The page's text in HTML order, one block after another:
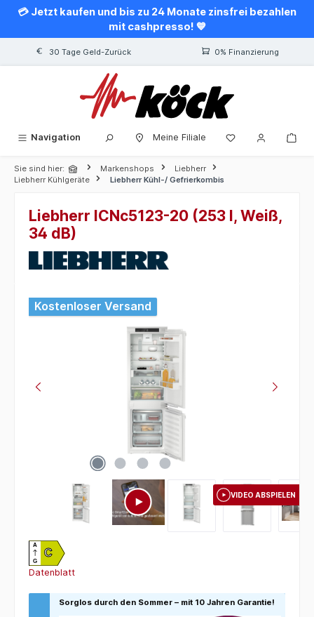
springen
💳 Jetzt kaufen und bis zu 24 Monate zinsfrei bezahlen
mit cashpresso! 💙
30 Tage Geld-Zurück 0% Finanzierung
Navigation Meine Filiale
Sie sind hier: Markenshops
Liebherr
Liebherr Kühlgeräte
Liebherr Kühl-/ Gefrierkombis
Liebherr ICNc5123-20 (253 l, Weiß,
34 dB)
Bildergalerie überspringen
Kostenloser Versand
VIDEO ABSPIELEN
C
A
G
Datenblatt
Sorglos durch den Sommer – mit 10 Jahren Garantie!